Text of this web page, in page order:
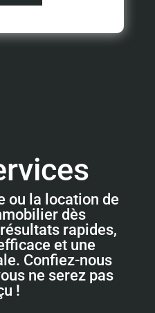
ou la location de
dès
rapides,
et une
Confiez-nous
ne serez pas
!